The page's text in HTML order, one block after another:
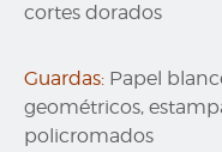
cortes dorados
Guardas: Papel
geométricos,
policromados